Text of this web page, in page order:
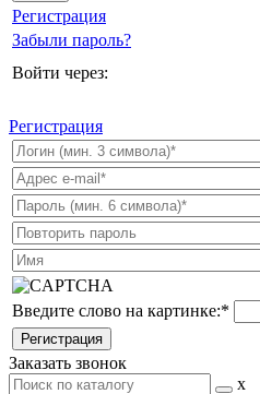
Регистрация
Забыли пароль?
Войти через:
Регистрация
Введите слово на картинке:*
Заказать звонок
x